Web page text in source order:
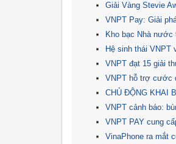
Giải Vàng Stevie
VNPT Pay: Giải
Kho bạc Nhà
Hệ sinh thái VNPT
VNPT đạt 15 giải
VNPT hỗ trợ cước
CHỦ ĐỘNG KHAI
VNPT cảnh báo:
VNPT PAY cung
VinaPhone ra mắt